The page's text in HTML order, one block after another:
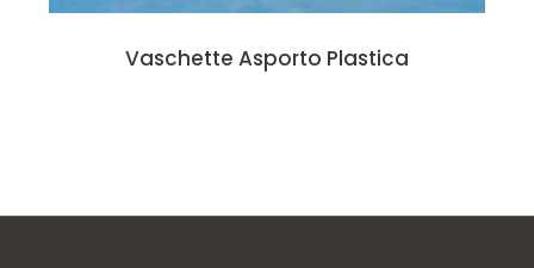
Vaschette Asporto Plastica